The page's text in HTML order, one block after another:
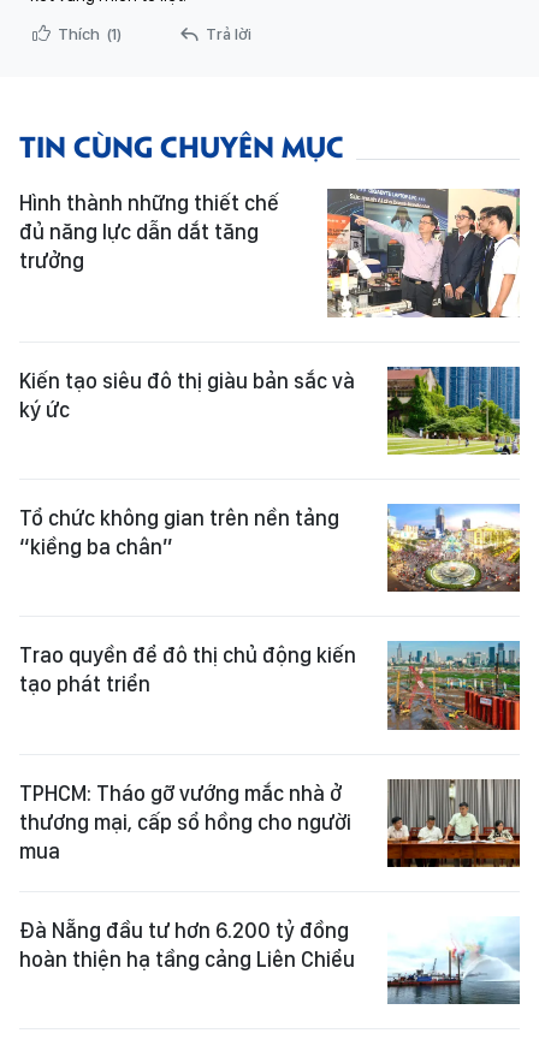
Thích (1) Trả lời
TIN CÙNG CHUYÊN MỤC
Hình thành những thiết chế
đủ năng lực dẫn dắt tăng
trưởng
Kiến tạo siêu đô thị giàu bản sắc và
ký ức
Tổ chức không gian trên nền tảng
“kiềng ba chân”
Trao quyền để đô thị chủ động kiến
tạo phát triển
TPHCM: Tháo gỡ vướng mắc nhà ở
thương mại, cấp sổ hồng cho người
mua
Đà Nẵng đầu tư hơn 6.200 tỷ đồng
hoàn thiện hạ tầng cảng Liên Chiểu